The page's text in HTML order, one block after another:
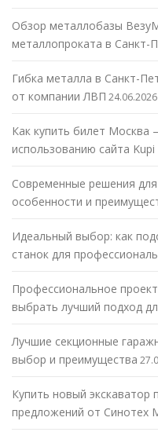
Обзор металлобазы
металлопроката в Санкт-
Гибка металла в Санкт-
от компании ЛВП 24.06.2026
Как купить билет Москва
использованию сайта
Современные решения
особенности и
Идеальный выбор: как
станок для
Профессиональное
выбрать лучший подход
Лучшие секционные
выбор и преимущества
Купить новый
предложений от Синотех